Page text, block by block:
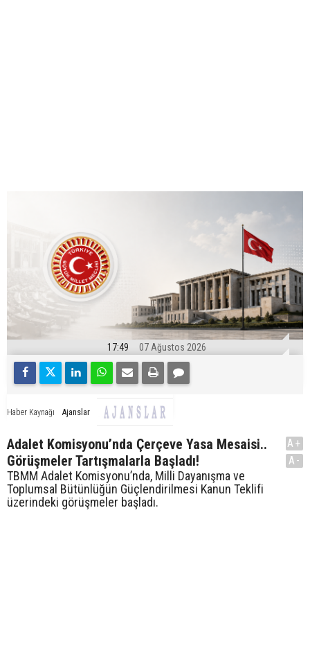
17:49 07 Ağustos 2026
Haber Kaynağı Ajanslar
Adalet Komisyonu’nda Çerçeve Yasa Mesaisi..
Görüşmeler Tartışmalarla Başladı!
TBMM Adalet Komisyonu’nda, Milli Dayanışma ve
Toplumsal Bütünlüğün Güçlendirilmesi Kanun Teklifi
üzerindeki görüşmeler başladı.
A+
A-